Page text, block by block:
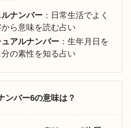
ナンバー：日常生活でよく
から意味を読む占い
アルナンバー：生年月日を
の素性を知る占い
ンバー6の意味は？